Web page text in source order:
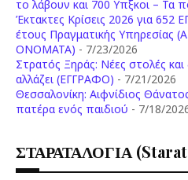
το λάβουν και 700 Υπξκοι – Τα
Έκτακτες Κρίσεις 2026 για
έτους Πραγματικής Υπηρεσίας
ONOMATA) - 7/23/2026
Στρατός Ξηράς: Νέες στολές και
αλλάζει (ΕΓΓΡΑΦΟ) - 7/21/2026
Θεσσαλονίκη: Αιφνίδιος
πατέρα ενός παιδιού - 7/18/
ΣΤΑΡΑΤΑΛΟΓΙΑ